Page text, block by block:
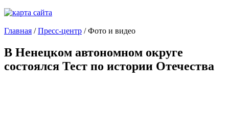
Главная /Пресс-центр /Фото и видео
В Ненецком автономном округе
состоялся Тест по истории Отечества